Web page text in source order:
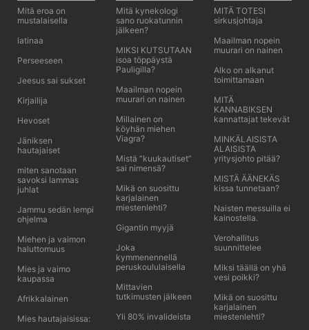
Mitä eroa on
mustalaisella
latinaa
Perseeseen
Jeesus sai sukset
Kirjailija
Hevoset
Jäniksen
hautajaiset
miten sanotaan
savoksi lammas
juhlat
Jammu sedän lempi
ohjelma
Miehen ja vaimon
haluttomuus
Mies ja vaimo
kaupassa
Afrikkalainen
Mies hautajaisissa:
Mitä kynekologi
sano ruokatunnin
jälkeen?
MIKSI KUTSUTAAN
isoa töppäystä
Pauligilla?
Maailman nopein
muurari on nainen
Millainen on
köyhän miehen
Viagra?
Mistä ”kuukautiset”
sai nimensä?
Mikä on suosittu
karjalainen
miestenlehti?
Gigantin myyjä
Joka
kymmenennellä
peruskoululaisella
Mittavien
tutkimusten jälkeen
Yli 80% invalideista
MITÄ TOTESI
sirkusjohtaja
Maailman nopein
muurari on nainen
Alko on alkanut
toimittamaan
MITÄ
KANNABIKSEN
kannattajat tekevät
MINKÄLAISISTA
ALAISISTA
yritysjohto pitää?
MISTÄ ÄÄNEKÄS
kissa tunnetaan?
Naisten messuilla ei
kainostella.
Verohallitus
suunnittelee
Miksi täällä on yhä
vesi poikki?
Mikä on suosittu
karjalainen
miestenlehti?